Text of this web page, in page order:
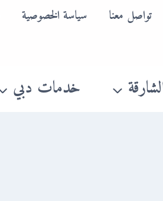
تواصل معنا سياسة الخصوصية
خدمات دبي